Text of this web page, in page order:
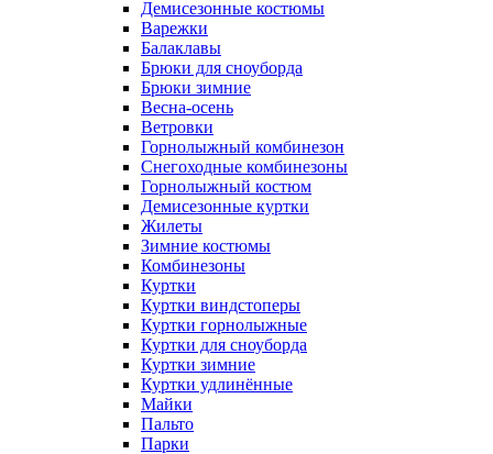
Демисезонные костюмы
Варежки
Балаклавы
Брюки для сноуборда
Брюки зимние
Весна-осень
Ветровки
Горнолыжный комбинезон
Снегоходные комбинезоны
Горнолыжный костюм
Демисезонные куртки
Жилеты
Зимние костюмы
Комбинезоны
Куртки
Куртки виндстоперы
Куртки горнолыжные
Куртки для сноуборда
Куртки зимние
Куртки удлинённые
Майки
Пальто
Парки